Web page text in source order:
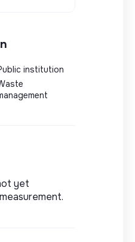
institution
yet